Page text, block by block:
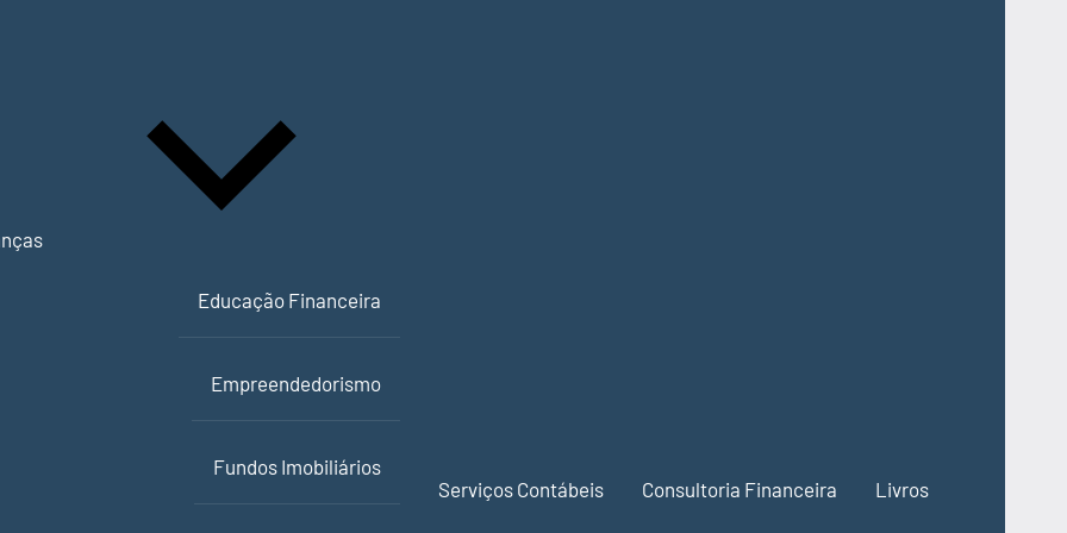
Educação Financeira
Empreendedorismo
Fundos Imobiliários
Serviços Contábeis
Consultoria Financeira Livros